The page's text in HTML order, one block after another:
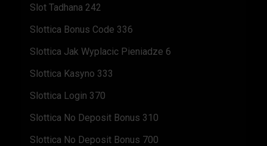
Slot Tadhana 242
Slottica Bonus Code 336
Slottica Jak Wyplacic Pieniadze 6
Slottica Kasyno 333
Slottica Login 370
Slottica No Deposit Bonus 310
Slottica No Deposit Bonus 700